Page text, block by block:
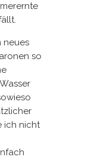
neues
so
ich nicht